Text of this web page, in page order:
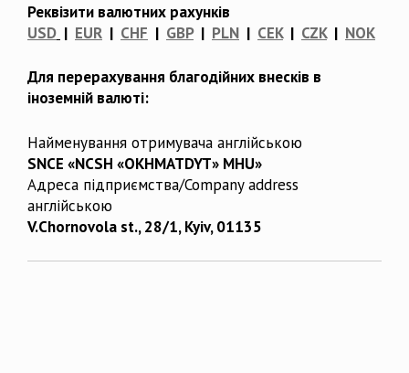
Реквізити валютних рахунків
USD | EUR | CHF | GBP| PLN | CEK| CZK| NOK
Для перерахування благодійних внесків в
іноземній валюті:
Найменування отримувача англійською
SNCE «NCSH «OKHMATDYT» MHU»
Адреса підприємства/Company address
англійською
V.Chornovola st., 28/1, Kyiv, 01135